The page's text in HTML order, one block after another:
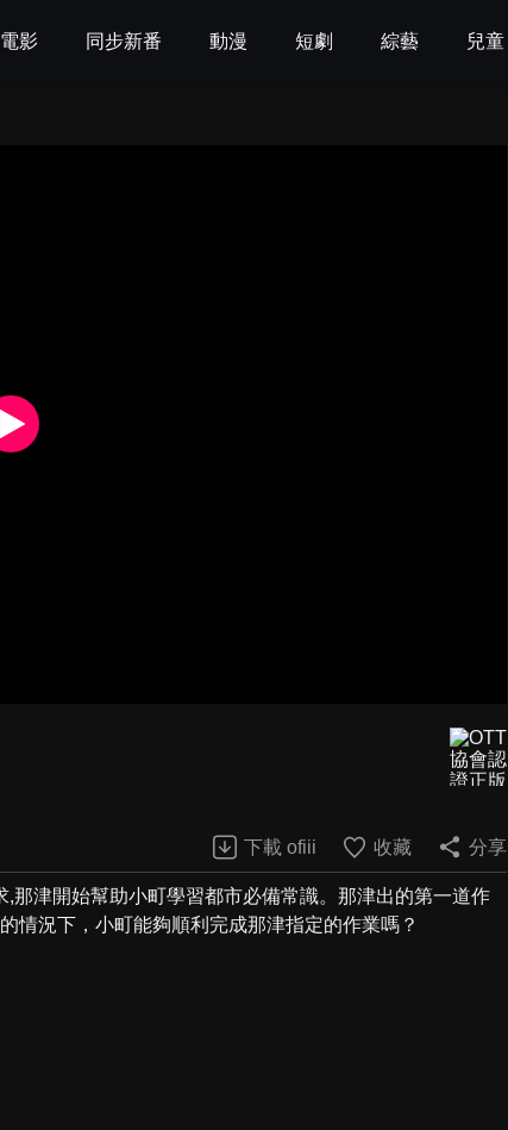
電影 同步新番 動漫 短劇 綜藝 兒童
下載 ofiii 收藏 分享
津開始幫助小町學習都市必備常識。那津出的第一道作
情況下，小町能夠順利完成那津指定的作業嗎？